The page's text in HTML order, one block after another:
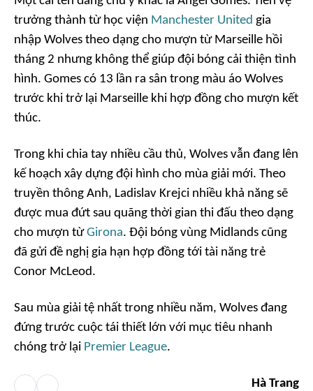
trưởng thành từ học viện Manchester United gia
nhập Wolves theo dạng cho mượn từ Marseille hồi
tháng 2 nhưng không thể giúp đội bóng cải thiện tình
hình. Gomes có 13 lần ra sân trong màu áo Wolves
trước khi trở lại Marseille khi hợp đồng cho mượn kết
thúc.
Trong khi chia tay nhiều cầu thủ, Wolves vẫn đang lên
kế hoạch xây dựng đội hình cho mùa giải mới. Theo
truyền thông Anh, Ladislav Krejci nhiều khả năng sẽ
được mua đứt sau quãng thời gian thi đấu theo dạng
cho mượn từGirona. Đội bóng vùng Midlands cũng
đã gửi đề nghị gia hạn hợp đồng tới tài năng trẻ
Conor McLeod.
Sau mùa giải tệ nhất trong nhiều năm, Wolves đang
đứng trước cuộc tái thiết lớn với mục tiêu nhanh
chóng trở lại Premier League.
Hà Trang